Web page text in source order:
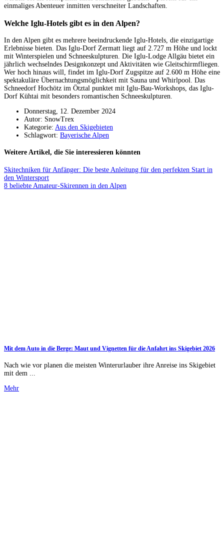
einmaliges Abenteuer inmitten verschneiter Landschaften.
Welche Iglu-Hotels gibt es in den Alpen?
In den Alpen gibt es mehrere beeindruckende Iglu-Hotels, die einzigartige
Erlebnisse bieten. Das Iglu-Dorf Zermatt liegt auf 2.727 m Höhe und lockt
mit Winterspielen und Schneeskulpturen. Die Iglu-Lodge Allgäu bietet ein
jährlich wechselndes Designkonzept und Aktivitäten wie Gleitschirmfliegen.
Wer hoch hinaus will, findet im Iglu-Dorf Zugspitze auf 2.600 m Höhe eine
spektakuläre Übernachtungsmöglichkeit mit Sauna und Whirlpool. Das
Schneedorf Hochötz im Ötztal punktet mit Iglu-Bau-Workshops, das Iglu-
Dorf Kühtai mit besonders romantischen Schneeskulpturen.
Donnerstag, 12. Dezember 2024
Autor: SnowTrex
Kategorie: Aus den Skigebieten
Schlagwort: Bayerische Alpen
Weitere Artikel, die Sie interessieren könnten
Skitechniken für Anfänger: Die beste Anleitung für den perfekten Start in
den Wintersport
8 beliebte Amateur-Skirennen in den Alpen
Mit dem Auto in die Berge: Maut und Vignetten für die Anfahrt ins Skigebiet 2026
Nach wie vor planen die meisten Winterurlauber ihre Anreise ins Skigebiet
mit dem ...
Mehr